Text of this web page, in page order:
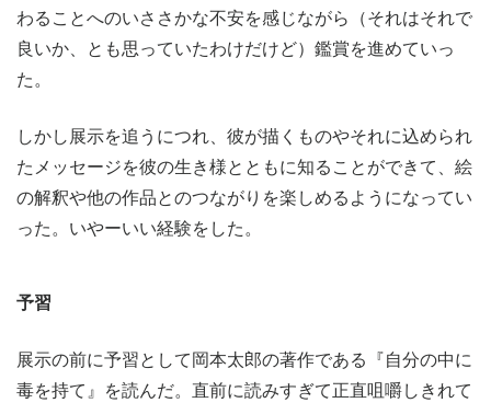
わることへのいささかな不安を感じながら（それはそれで
良いか、とも思っていたわけだけど）鑑賞を進めていっ
た。
しかし展示を追うにつれ、彼が描くものやそれに込められ
たメッセージを彼の生き様とともに知ることができて、絵
の解釈や他の作品とのつながりを楽しめるようになってい
った。いやーいい経験をした。
予習
展示の前に予習として岡本太郎の著作である『自分の中に
毒を持て』を読んだ。直前に読みすぎて正直咀嚼しきれて